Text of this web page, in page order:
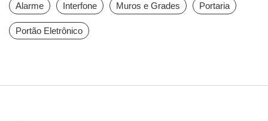
Alarme Interfone Muros e Grades Portaria
Portão Eletrônico